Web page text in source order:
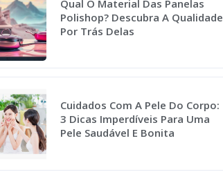
Qual O Material Das Panelas
Polishop? Descubra A Qualidade
Por Trás Delas
Cuidados Com A Pele Do Corpo:
3 Dicas Imperdíveis Para Uma
Pele Saudável E Bonita